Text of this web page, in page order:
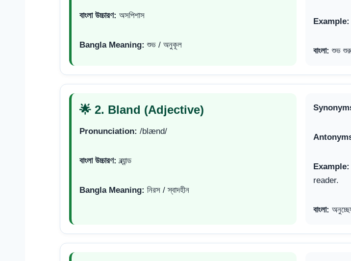
বাংলা উচ্চারণ: অসপিশাস
Bangla Meaning: শুভ / অনুকূল
Example:
বাংলা: শুভ
🌟 2. Bland (Adjective)
Pronunciation: /blænd/
বাংলা উচ্চারণ: ব্ল্যান্ড
Bangla Meaning: নিরস / স্বাদহীন
Example:
reader.
বাংলা: